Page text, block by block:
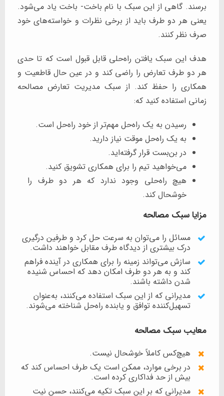
برسند. گاهی از این سبک با نام باخت- باخت یاد می‌شود.
یعنی هر دو طرف باید از برخی نظرات و خواسته‌های خود
صرف‌ نظر کنند.
هدف این سبک یافتن راه‌حلی قابل قبول است که تا حدی
هر دو طرف تعارض را راضی کند و در عین حال قاطعیت و
همکاری را حفظ کند. از سبک مدیریت تعارض مصالحه
زمانی استفاده کنید که:
رسیدن به یک راه‌حل مهم‌تر از خود راه‌حل است.
به یک راه‌حل موقت نیاز دارید.
در بن‌بست قرار گرفته‌اید.
می‌خواهید تیم را برای همکاری تشویق کنید.
هیچ راه‌حلی وجود ندارد که هر دو طرف را
خوشحال کند.
مزایا سبک مصالحه
مسائل را می‌توان به سرعت حل کرد و طرفین درگیری
درک بیشتری از دیدگاه طرف مقابل خواهند داشت.
سازش می‌تواند زمینه را برای همکاری در آینده فراهم
کند و به هر دو طرف امکان دهد که احساس شنیده
شدن داشته باشند.
مدیرانی که از این سبک استفاده می‌کنند، به‌عنوان
تسهیل‌کننده توافق و یابنده راه‌حل شناخته می‌شوند.
معایب سبک مصالحه
هیچ‌کس کاملاً خوشحال نیست.
در برخی موارد، ممکن است یک طرف احساس کند که
بیش از حد فداکاری کرده است.
مدیرانی که بر این سبک تکیه می‌کنند، حسن نیت